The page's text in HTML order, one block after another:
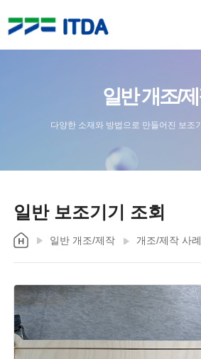
일반 개조/
다양한 소재와 방법으로 만들어진 보조
일반 보조기기 조회
일반 개조/제작 개조/제작 사례